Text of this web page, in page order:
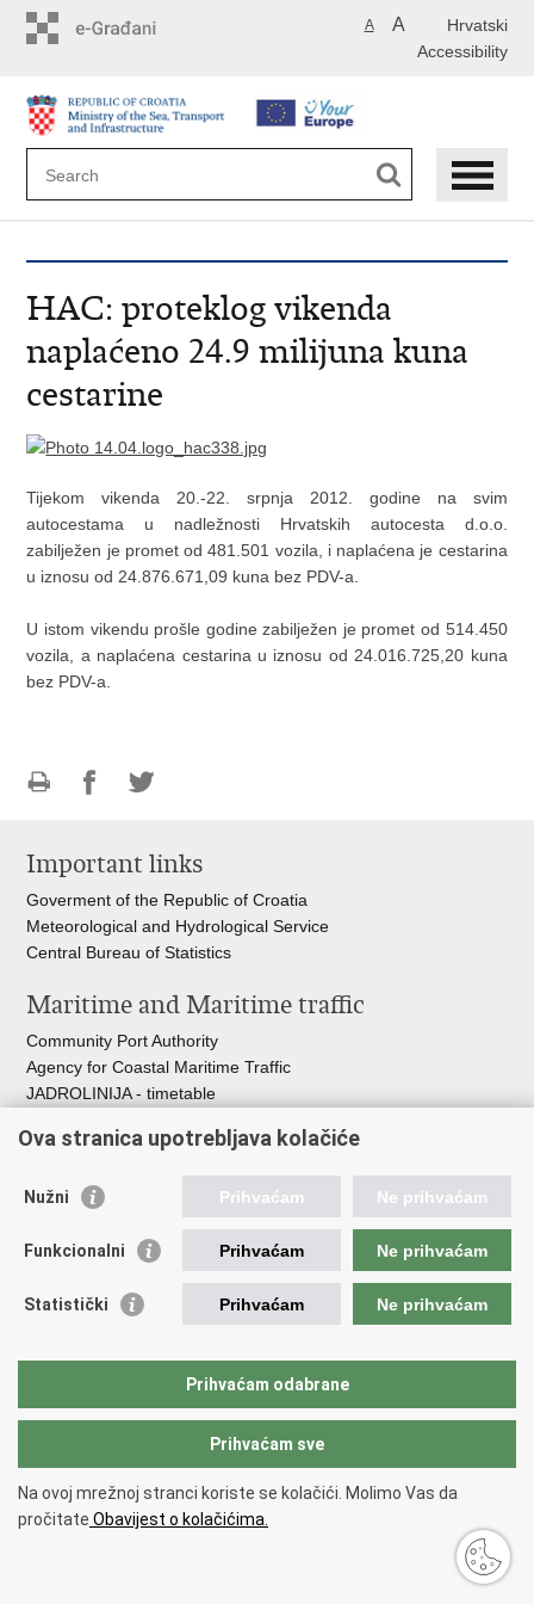
Hrvatski
A A
Accessibility
HAC: proteklog vikenda
naplaćeno 24.9 milijuna kuna
cestarine
Tijekom vikenda 20.-22. srpnja 2012. godine na svim
autocestama u nadležnosti Hrvatskih autocesta d.o.o.
zabilježen je promet od 481.501 vozila, i naplaćena je cestarina
u iznosu od 24.876.671,09 kuna bez PDV-a.
U istom vikendu prošle godine zabilježen je promet od 514.450
vozila, a naplaćena cestarina u iznosu od 24.016.725,20 kuna
bez PDV-a.
page
FacebookTwitteru
Important links
Goverment of the Republic of Croatia
Meteorological and Hydrological Service
Central Bureau of Statistics
Maritime and Maritime traffic
Community Port Authority
Agency for Coastal Maritime Traffic
JADROLINIJA - timetable
Croatian Motorways
Bus station Zagreb
Craotian Railways Passenger Transport
Zagreb International Airport - Franjo Tuđman
Copyright © 2026 Ministarstvo mora, prometa i infrastrukture Republike
Hrvatske.
Terms of use
Izjava o pristupačnosti.
Ova stranica upotrebljava kolačiće
Nužni Prihvaćam Ne prihvaćam
Funkcionalni Prihvaćam Ne prihvaćam
Statistički Prihvaćam Ne prihvaćam
Prihvaćam odabrane
Prihvaćam sve
Na ovoj mrežnoj stranci koriste se kolačići. Molimo Vas da
pročitate Obavijest o kolačićima.